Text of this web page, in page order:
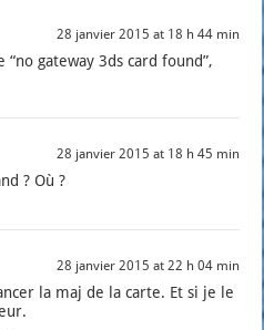
28 janvier 2015 at 18 h 44 min
“no gate­way 3ds card found”,
28 janvier 2015 at 18 h 45 min
? Où ?
28 janvier 2015 at 22 h 04 min
la maj de la carte. Et si je le